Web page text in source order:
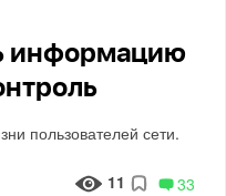
информацию
пользователей сети.
11 33